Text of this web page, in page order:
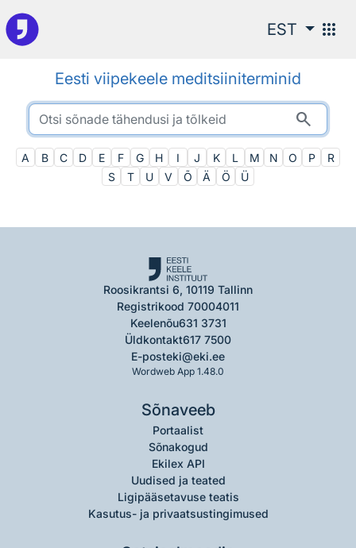
Otsingu juurde
EST apps
Eesti viipekeele meditsiiniterminid
search
A B C D E F G H I J K L M N O P
R
S
T U V Õ Ä Ö Ü
Roosikrantsi 6, 10119 Tallinn
Registrikood 70004011
Keelenõu631 3731
Üldkontakt617 7500
E-posteki@eki.ee
Wordweb App 1.48.0
Sõnaveeb
Portaalist
Sõnakogud
Ekilex API
Uudised ja teated
Ligipääsetavuse teatis
Kasutus- ja privaatsustingimused